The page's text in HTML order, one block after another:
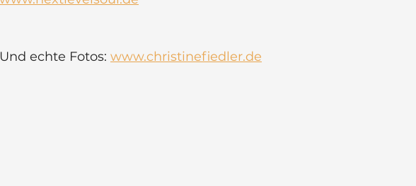
Und echte Fotos: www.christinefiedler.de